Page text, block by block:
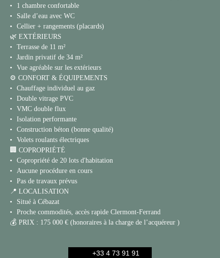
1 chambre confortable
Salle d’eau avec WC
Cellier + rangements (placards)
🌿 EXTÉRIEURS
Terrasse de 11 m²
Jardin privatif de 34 m²
Vue agréable sur les extérieurs
⚙️ CONFORT & ÉQUIPEMENTS
Chauffage individuel au gaz
Double vitrage PVC
VMC double flux
Isolation performante
Construction béton (bonne qualité)
Volets roulants électriques
🏢 COPROPRIÉTÉ
Copropriété de 20 lots d'habitation
Aucune procédure en cours
Pas de travaux prévus
📍 LOCALISATION
Situé à Cébazat
Proche commodités, accès rapide Clermont-Ferrand
💰 PRIX : 175 000 € (honoraires à la charge de l’acquéreur )
+33 4 73 91 91